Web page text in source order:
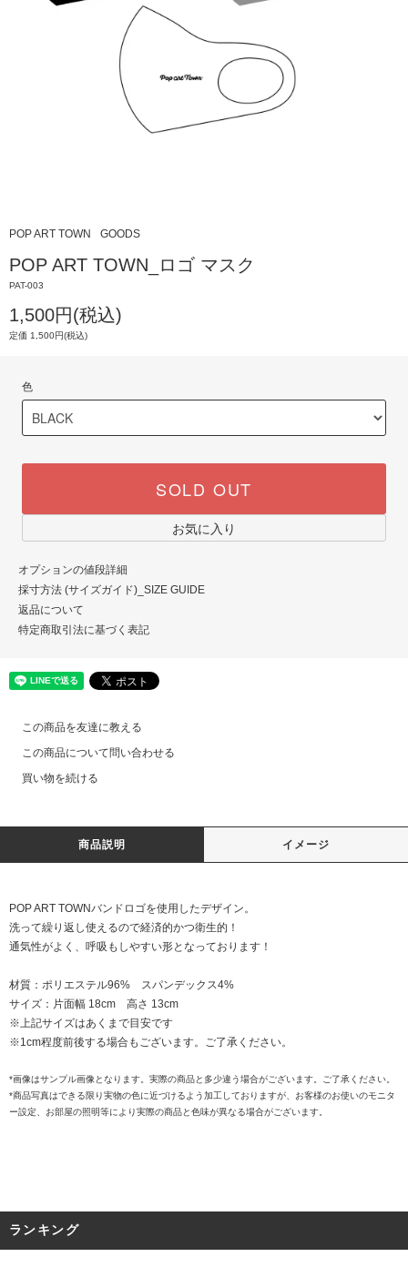
POP ART TOWN GOODS
POP ART TOWN_ロゴ マスク
PAT-003
1,500円(税込)
定価 1,500円(税込)
色
SOLD OUT
お気に入り
オプションの値段詳細
採寸方法 (サイズガイド)_SIZE GUIDE
返品について
特定商取引法に基づく表記
この商品を友達に教える
この商品について問い合わせる
買い物を続ける
商品説明 イメージ
POP ART TOWNバンドロゴを使用したデザイン。
洗って繰り返し使えるので経済的かつ衛生的！
通気性がよく、呼吸もしやすい形となっております！
材質：ポリエステル96% スパンデックス4%
サイズ：片面幅 18cm 高さ 13cm
※上記サイズはあくまで目安です
※1cm程度前後する場合もございます。ご了承ください。
*画像はサンプル画像となります。実際の商品と多少違う場合がございます。ご了承ください。
*商品写真はできる限り実物の色に近づけるよう加工しておりますが、お客様のお使いのモニタ
ー設定、お部屋の照明等により実際の商品と色味が異なる場合がございます。
ランキング